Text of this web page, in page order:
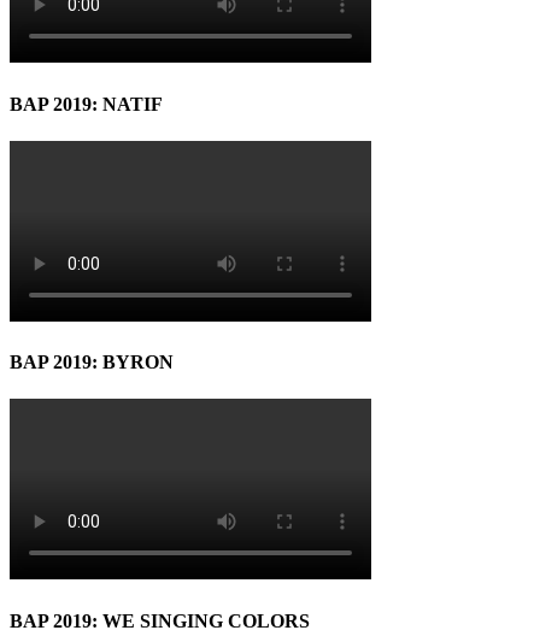
BAP 2019: NATIF
BAP 2019: BYRON
BAP 2019: WE SINGING COLORS